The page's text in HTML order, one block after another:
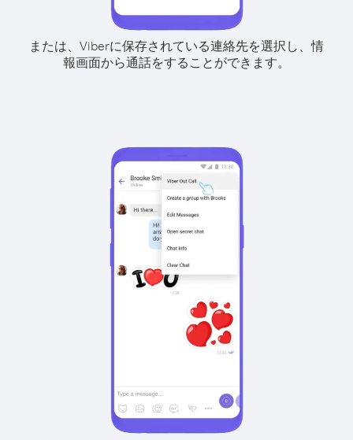
または、Viberに保存されている連絡先を選択し、情
報画面から通話をすることができます。